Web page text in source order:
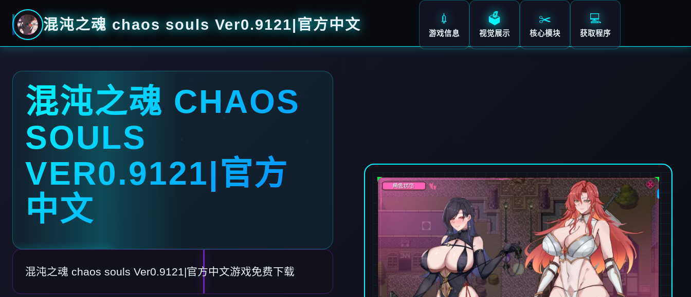
混沌之魂 chaos souls Ver0.9121|官方中文 💉
游戏信息
🗳️
视觉展示
✂️
核心模块
💻
获取程序
混沌之魂 CHAOS
SOULS
VER0.9121|官方
中文
混沌之魂 chaos souls Ver0.9121|官方中文游戏免费下载